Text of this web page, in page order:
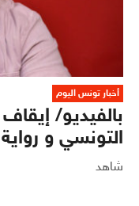
أخبار تونس اليوم
بالفيديو/
التونسي و
شاهد